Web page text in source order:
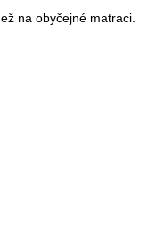
na obyčejné matraci.